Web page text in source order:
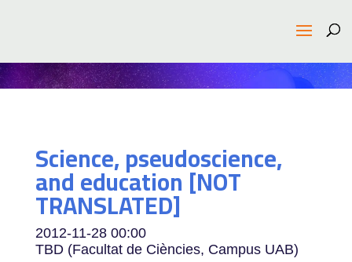
Science, pseudoscience,
and education [NOT
TRANSLATED]
2012-11-28 00:00
TBD (Facultat de Ciències, Campus UAB)